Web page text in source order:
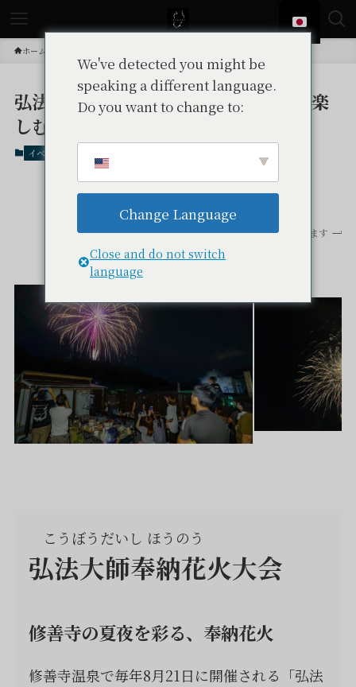
ホーム
弘法大師奉納花火大会｜修善寺温泉で楽
しむ夏の伝統花火
イベント
スクロールできます
こうぼうだいし ほうのう
弘法大師奉納花火大会
修善寺の夏夜を彩る、奉納花火
修善寺温泉で毎年8月21日に開催される「弘法
We've detected you might be
speaking a different language.
Do you want to change to:
Change Language
Close and do not switch
language